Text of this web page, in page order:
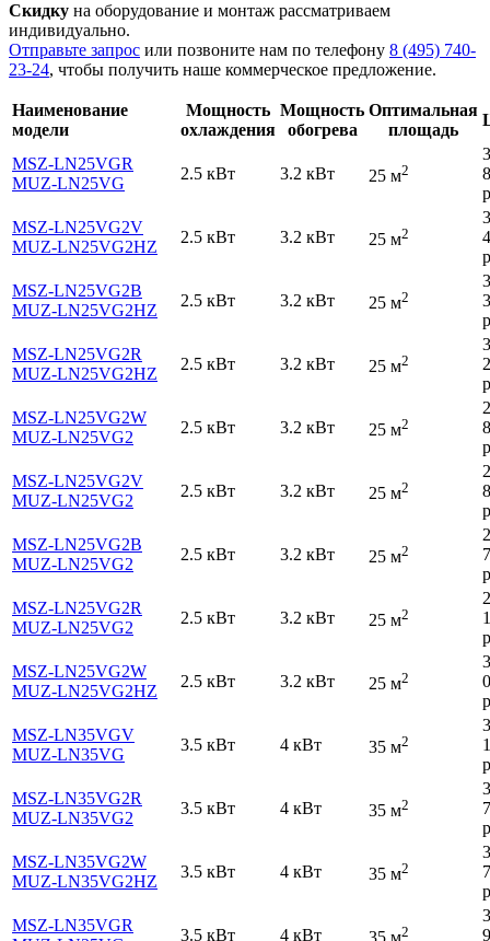
Скидку на оборудование и монтаж рассматриваем
индивидуально.
Отправьте запрос или позвоните нам по телефону 8 (495) 740-
23-24, чтобы получить наше коммерческое предложение.
Наименование
модели
Мощность
охлаждения
Мощность
обогрева
Оптимальная
площадь
MSZ-LN25VGR
MUZ-LN25VG
2.5 кВт 3.2 кВт 25 м2
MSZ-LN25VG2V
MUZ-LN25VG2HZ
2.5 кВт 3.2 кВт 25 м2
MSZ-LN25VG2B
MUZ-LN25VG2HZ
2.5 кВт 3.2 кВт 25 м2
MSZ-LN25VG2R
MUZ-LN25VG2HZ
2.5 кВт 3.2 кВт 25 м2
MSZ-LN25VG2W
MUZ-LN25VG2
2.5 кВт 3.2 кВт 25 м2
MSZ-LN25VG2V
MUZ-LN25VG2
2.5 кВт 3.2 кВт 25 м2
MSZ-LN25VG2B
MUZ-LN25VG2
2.5 кВт 3.2 кВт 25 м2
MSZ-LN25VG2R
MUZ-LN25VG2
2.5 кВт 3.2 кВт 25 м2
MSZ-LN25VG2W
MUZ-LN25VG2HZ
2.5 кВт 3.2 кВт 25 м2
MSZ-LN35VGV
MUZ-LN35VG
3.5 кВт 4 кВт 35 м2
MSZ-LN35VG2R
MUZ-LN35VG2
3.5 кВт 4 кВт 35 м2
MSZ-LN35VG2W
MUZ-LN35VG2HZ
3.5 кВт 4 кВт 35 м2
MSZ-LN35VGR
3.5 кВт 4 кВт 2